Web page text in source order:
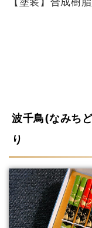
波千鳥(なみち
り